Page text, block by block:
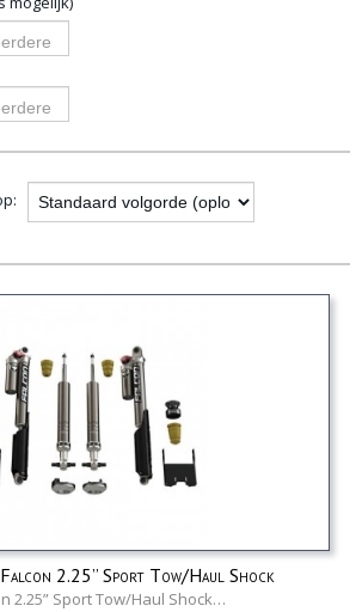
2.25” Sport Tow/Haul Shock
2.25” Sport Tow/Haul Shock…